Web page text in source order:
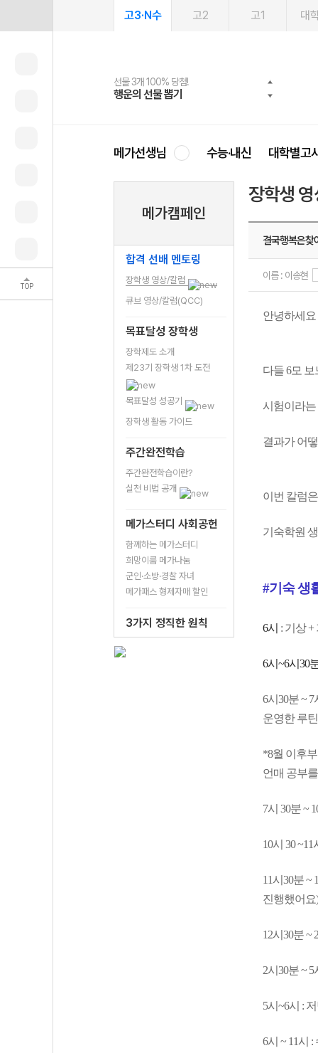
TOP
고3·N수 고2 고1 대
선물 3개 100% 당첨!
행운의 선물 뽑기
선물 100% 증정!
메가스터디 X 올리브
여름방학 스터디 캐시백
메가런 썸머스쿨
2027 러셀 단과
강사 공개선발
스마트러닝앱
설문 EVENT
메가패스
3일 무료 체험권
메가패스 수강생 무료혜택!
메가클럽 멤버십
사회공헌 캠페인
희망이룸 메가나눔
메가선생님 수능·내신 대학별고
메가캠페인
합격 선배 멘토링
장학생 영상/칼럼
큐브 영상/칼럼(QCC)
목표달성 장학생
장학제도 소개
제23기 장학생 1차 도전
목표달성 성공기
장학생 활동 가이드
주간완전학습
주간완전학습이란?
실천 비법 공개
메가스터디 사회공헌
함께하는 메가스터디
희망이룸 메가나눔
군인·소방·경찰 자녀
메가패스 형제자매 할인
3가지 정직한 원칙
장학생
결국행복은찾
이름 : 이송현
안녕하세
다들 6모
시험이라
결과가 어
이번 칼럼
기숙학원
#기숙 생
6시 : 기상
6시~6시30
6시30분 ~
운영한 루
*8월 이후
언매 공부
7시 30분 ~
10시 30
11시30분 ~
진행했어요)
12시30분 ~
2시30분 ~
5시~6시 :
6시 ~ 11시